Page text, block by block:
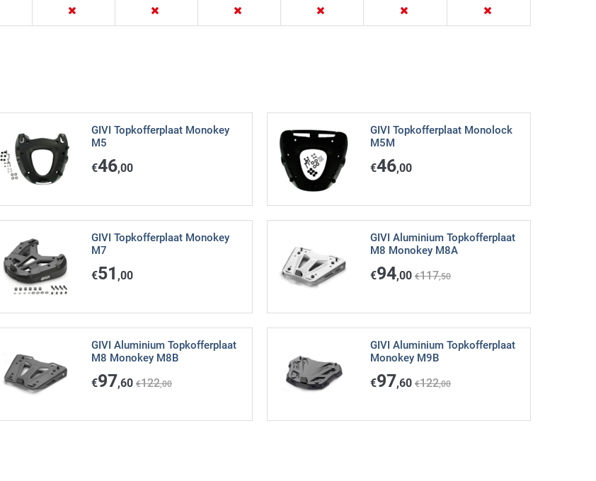
GIVI Topkofferplaat Monokey
M5
€46,00
GIVI Topkofferplaat Monolock
M5M
€46,00
GIVI Topkofferplaat Monokey
M7
€51 ,00
GIVI Aluminium Topkofferplaat
M8 Monokey M8A
€94,00 €117,50
GIVI Aluminium Topkofferplaat
M8 Monokey M8B
€97,60 €122,00
GIVI Aluminium Topkofferplaat
Monokey M9B
€97,60 €122,00